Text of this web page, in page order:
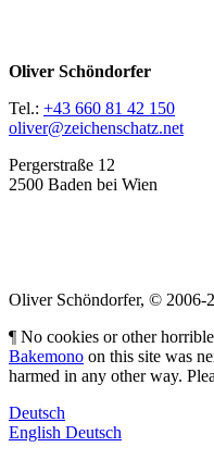
Oliver Schöndorfer
Tel.: +43 660 81 42 150
oliver@zeichenschatz.net
Pergerstraße 12
2500 Baden bei Wien
Oliver Schöndorfer, © 2006-
¶ No cookies or other
Bakemono on this site was
harmed in any other way.
Deutsch
English Deutsch